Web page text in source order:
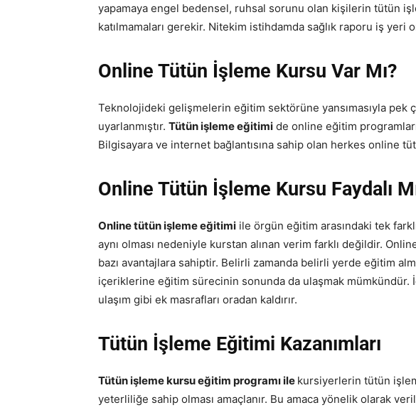
yapamaya engel bedensel, ruhsal sorunu olan kişilerin tütün
katılmamaları gerekir. Nitekim istihdamda sağlık raporu iş yeri
Online Tütün İşleme Kursu Var Mı?
Teknolojideki gelişmelerin eğitim sektörüne yansımasıyla pek
uyarlanmıştır. Tütün işleme eğitimi de online eğitim
Bilgisayara ve internet bağlantısına sahip olan herkes online
Online Tütün İşleme Kursu Faydalı
Online tütün işleme eğitimi ile örgün eğitim arasındaki tek
aynı olması nedeniyle kurstan alınan verim farklı değildir.
bazı avantajlara sahiptir. Belirli zamanda belirli yerde eğitim
içeriklerine eğitim sürecinin sonunda da ulaşmak mümkündür.
ulaşım gibi ek masrafları oradan kaldırır.
Tütün İşleme Eğitimi Kazanımları
Tütün işleme kursu eğitim programı ile kursiyerlerin tütün
yeterliliğe sahip olması amaçlanır. Bu amaca yönelik olarak